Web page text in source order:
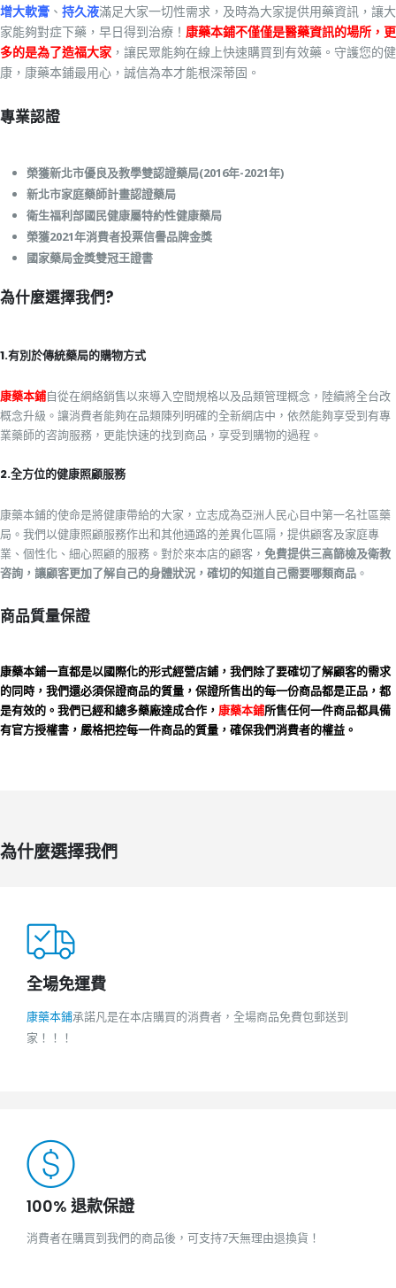
增大軟膏 、 持久液滿足大家一切性需求，及時為大家提供用藥資訊，讓大
家能夠對症下藥，早日得到治療！ 康藥本鋪不僅僅是醫藥資訊的場所，更
多的是為了造福大家 ，讓民眾能夠在線上快速購買到有效藥。守護您的健
康，康藥本鋪最用心，誠信為本才能根深蒂固。
專業認證
榮獲新北市優良及教學雙認證藥局(2016年-2021年)
新北市家庭藥師計畫認證藥局
衛生福利部國民健康屬特約性健康藥局
榮獲2021年消費者投票信譽品牌金獎
國家藥局金獎雙冠王證書
為什麼選擇我們?
1.有別於傳統藥局的購物方式
康藥本鋪自從在網絡銷售以來導入空間規格以及品類管理概念，陸續將全台改
概念升級。讓消費者能夠在品類陳列明確的全新網店中，依然能夠享受到有專
業藥師的咨詢服務，更能快速的找到商品，享受到購物的過程。
2.全方位的健康照顧服務
康藥本鋪的使命是將健康帶給的大家，立志成為亞洲人民心目中第一名社區藥
局。我們以健康照顧服務作出和其他通路的差異化區隔，提供顧客及家庭專
業、個性化、細心照顧的服務。對於來本店的顧客， 免費提供三高篩檢及衛教
咨詢，讓顧客更加了解自己的身體狀況，確切的知道自己需要哪類商品 。
商品質量保證
康藥本鋪一直都是以國際化的形式經營店鋪，我們除了要確切了解顧客的需求
的同時，我們還必須保證商品的質量，保證所售出的每一份商品都是正品，都
是有效的。我們已經和總多藥廠達成合作， 康藥本鋪所售任何一件商品都具備
有官方授權書，嚴格把控每一件商品的質量，確保我們消費者的權益。
為什麼選擇我們
全場免運費
康藥本鋪承諾凡是在本店購買的消費者，全場商品免費包郵送到
家！！！
100% 退款保證
消費者在購買到我們的商品後，可支持7天無理由退換貨！